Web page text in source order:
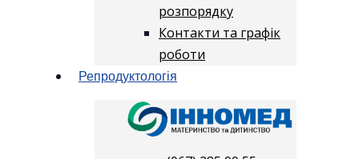
розпорядку
Контакти та графік
роботи
Репродуктологія